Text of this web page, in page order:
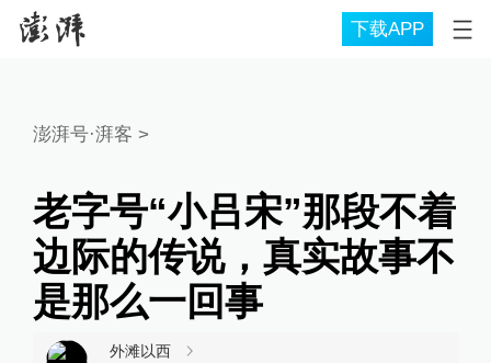
下载APP
澎湃号·湃客 >
老字号“小吕宋”那段不着
边际的传说，真实故事不
是那么一回事
外滩以西